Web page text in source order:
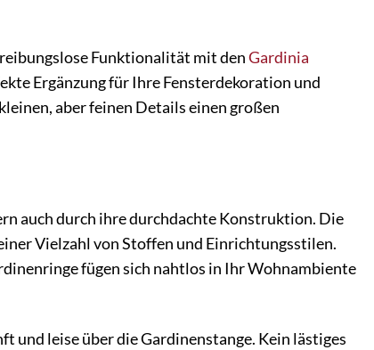
Funktionalität mit denGardinia
Ergänzung für Ihre Fensterdekoration und
aber feinen Details einen großen
auch durch ihre durchdachte Konstruktion. Die
Vielzahl von Stoffen und Einrichtungsstilen.
fügen sich nahtlos in Ihr Wohnambiente
und leise über die Gardinenstange. Kein lästiges